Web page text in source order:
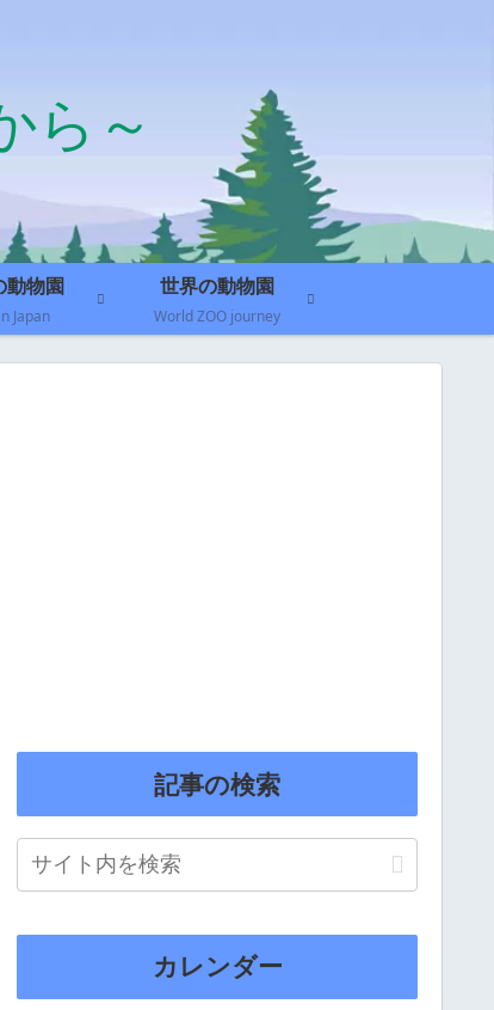
ら～
動物園
Japan
世界の動物園
World ZOO journey
記事の検索
カレンダー